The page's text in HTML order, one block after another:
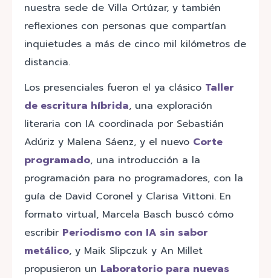
nuestra sede de Villa Ortúzar, y también
reflexiones con personas que compartían
inquietudes a más de cinco mil kilómetros de
distancia.
Los presenciales fueron el ya clásico Taller
de escritura híbrida, una exploración
literaria con IA coordinada por Sebastián
Adúriz y Malena Sáenz, y el nuevo Corte
programado, una introducción a la
programación para no programadores, con la
guía de David Coronel y Clarisa Vittoni. En
formato virtual, Marcela Basch buscó cómo
escribir Periodismo con IA sin sabor
metálico, y Maik Slipczuk y An Millet
propusieron un Laboratorio para nuevas